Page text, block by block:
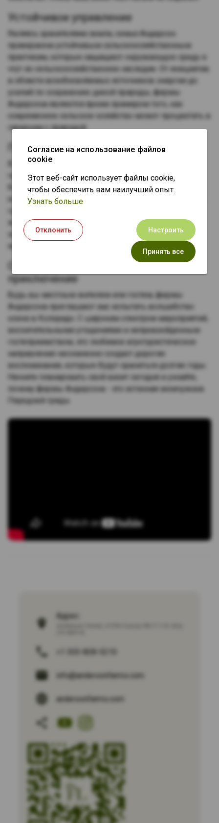
Устойчивое управление
Являясь хранителями земли, семья Андерсон
привержена устойчивым сельскохозяйственным
практикам, которые защищают окружающую среду и
чтут их сельскохозяйственное наследие. От инициатив
в области возобновляемых источников энергии до
усилий по сохранению дикой природы, фермы
Андерсона являются ярким примером того, как
современное сельское хозяйство может процветать в
гармонии с природой.
Празднуйте дух сообщества
В самом сердце ферм Андерсона лежит глубокое
чувство сообщества. Ферма регулярно проводит
благотворительные мероприятия, такие как
ежегодный Фламинго для Children's Hospital Colorado,
жилку, поддерживая достойное дело. Укрепляя эти
значимые связи, фермы Андерсона укрепляют узы
между фермой и окружающим регионом.
Спланируйте незабываемое осеннее
приключение
Будь вы местным жителем или гостем, фермы
Андерсона приглашают вас испытать волшебство
осени в Колорадо. С широким спектром мероприятий,
восхитительными угощениями и непревзойденным
гостеприимством, это любимое агротуристическое
направление несомненно создаст дорогие
воспоминания, которые будут храниться долгие годы.
Начните планировать свой визит сегодня и узнайте,
почему фермы Андерсона - это истинная жемчужина
Передней гряды.
Адрес:
info@andersonfarms.com
andersonfarms.com
Согласие на использование файлов
cookie
Этот веб-сайт использует файлы cookie,
чтобы обеспечить вам наилучший опыт.
Узнать больше
Отклонить Настроить
Принять все